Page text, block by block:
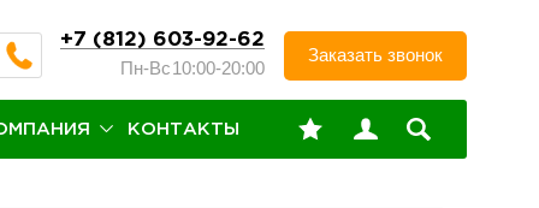
+7 (812) 603-92-62
Пн-Вс10:00-20:00
Заказать звонок
КОНТАКТЫ